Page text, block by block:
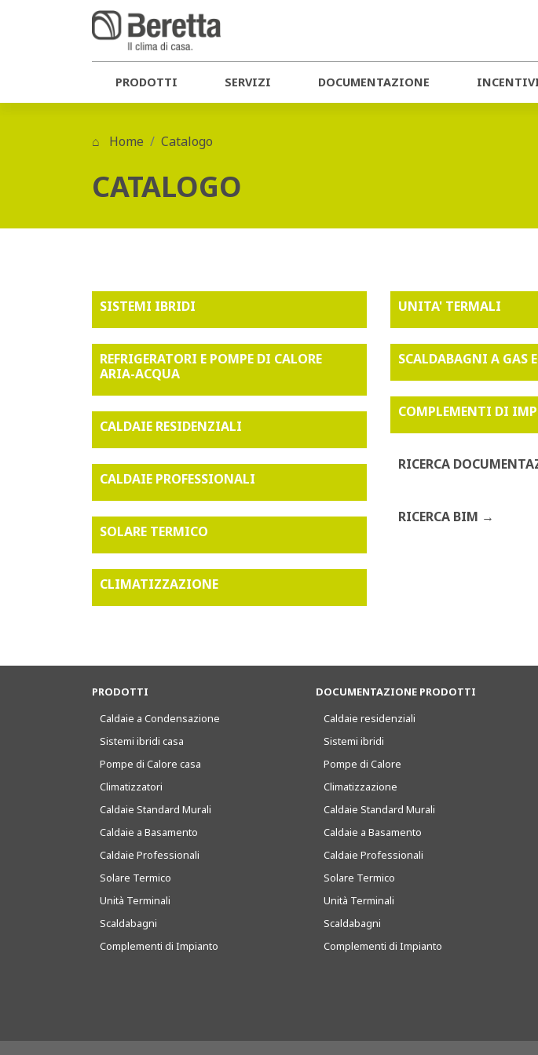
PRODOTTI SERVIZI DOCUMENTAZIONE
Home Catalogo
CATALOGO
SISTEMI IBRIDI
REFRIGERATORI E POMPE DI CALORE
ARIA-ACQUA
CALDAIE RESIDENZIALI
CALDAIE PROFESSIONALI
SOLARE TERMICO
CLIMATIZZAZIONE
UNITA' TERMALI
SCALDABAGNI A GAS
COMPLEMENTI DI
RICERCA
RICERCA BIM
PRODOTTI
Caldaie a Condensazione
Sistemi ibridi casa
Pompe di Calore casa
Climatizzatori
Caldaie Standard Murali
Caldaie a Basamento
Caldaie Professionali
Solare Termico
Unità Terminali
Scaldabagni
Complementi di Impianto
DOCUMENTAZIONE PRODOTTI
Caldaie residenziali
Sistemi ibridi
Pompe di Calore
Climatizzazione
Caldaie Standard Murali
Caldaie a Basamento
Caldaie Professionali
Solare Termico
Unità Terminali
Scaldabagni
Complementi di Impianto